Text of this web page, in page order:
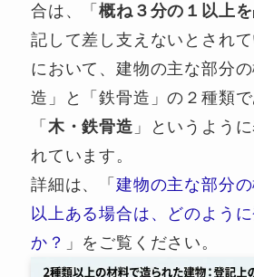
合は、「概ね３分の１以上
記して差し支えないとされ
において、建物の主な部分
造」と「鉄骨造」の２種類で
「 木・鉄骨造 」というよう
れています。
詳細は、「 建物の主な部分
以上ある場合は、どのよう
か？ 」をご覧ください。